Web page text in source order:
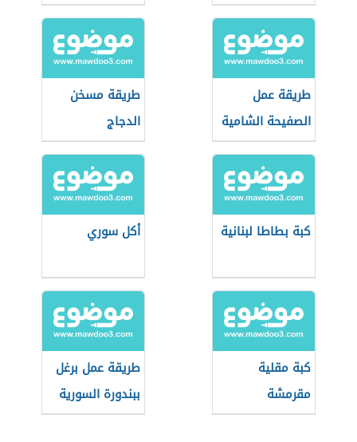
طريقة عمل
الصفيحة الشامية
طريقة مسخن
الدجاج
كبة بطاطا لبنانية أكل سوري
كبة مقلية
مقرمشة
طريقة عمل برغل
ببندورة السورية